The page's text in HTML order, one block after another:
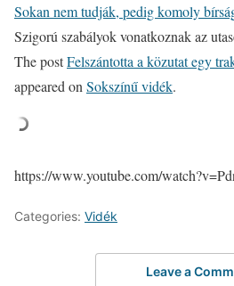
Sokan nem tudják, pedig komoly
Szigorú szabályok vonatkoznak az
The postFelszántotta a közutat egy
appeared on Sokszínű vidék.
https://www.youtube.com/
Categories: Vidék
Leave a